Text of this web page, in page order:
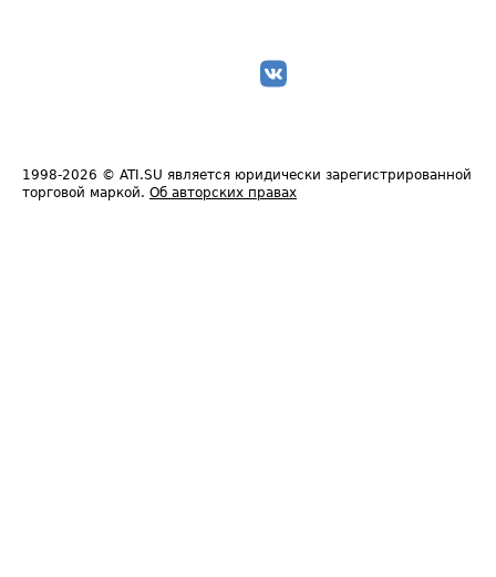
1998-2026 © ATI.SU является юридически зарегистрированной
торговой маркой. Об авторских правах